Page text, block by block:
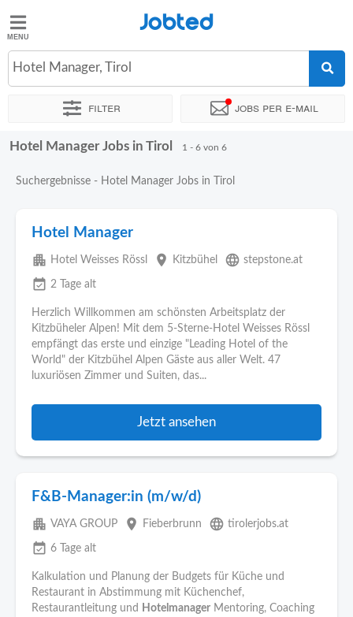
Jobted
Jobs
Jobted
Hotel Manager, Tirol
Filter Jobs per e-mail
Sortieren nach Vertragsart Zeitintensität
Hotel Manager Jobs in Tirol 1 - 6 von 6
Suchergebnisse - Hotel Manager Jobs in Tirol
Hotel Manager
apartment Hotel Weisses Rössl place Kitzbühel language stepstone.at
event_available 2 Tage alt
Herzlich Willkommen am schönsten Arbeitsplatz der
Kitzbüheler Alpen! Mit dem 5-Sterne-Hotel Weisses Rössl
empfängt das erste und einzige "Leading Hotel of the
World" der Kitzbühel Alpen Gäste aus aller Welt. 47
luxuriösen Zimmer und Suiten, das...
Jetzt ansehen
F&B-Manager:in (m/w/d)
apartment VAYA GROUP place Fieberbrunn language tirolerjobs.at
event_available 6 Tage alt
Kalkulation und Planung der Budgets für Küche und
Restaurant in Abstimmung mit Küchenchef,
Restaurantleitung und
Hotelmanager Mentoring, Coaching